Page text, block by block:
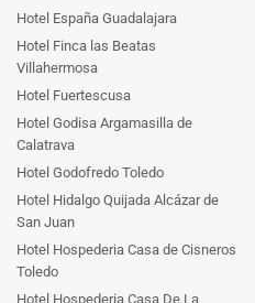
Hotel España Guadalajara
Hotel Finca las Beatas
Villahermosa
Hotel Fuertescusa
Hotel Godisa Argamasilla de
Calatrava
Hotel Godofredo Toledo
Hotel Hidalgo Quijada Alcázar de
San Juan
Hotel Hospederia Casa de Cisneros
Toledo
Hotel Hospederia Casa De La